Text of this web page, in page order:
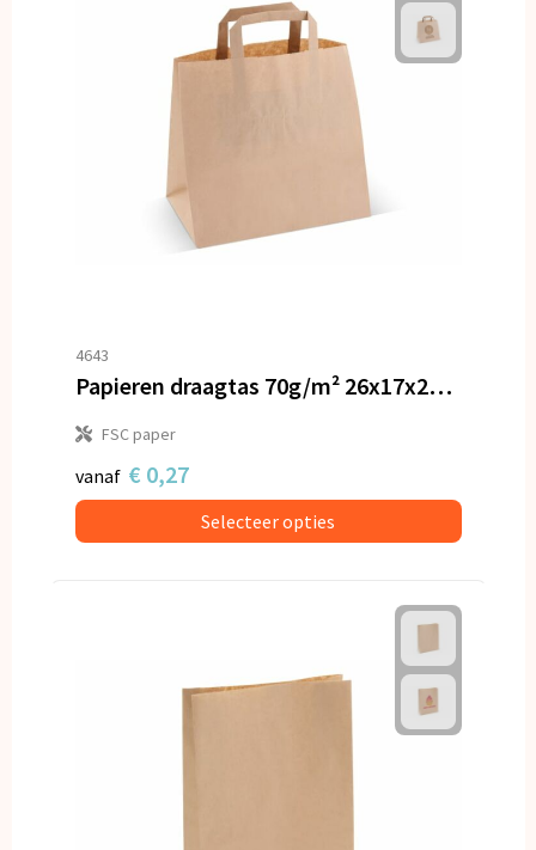
4643
Papieren draagtas 70g/m² 26x17x25cm
FSC paper
vanaf € 0,27
Selecteer opties